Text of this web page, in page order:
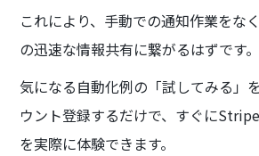
これにより、手動での通知作業をな
の迅速な情報共有に繋がるはずです。
気になる自動化例の「試してみる」
ウント登録するだけで、すぐに
を実際に体験できます。